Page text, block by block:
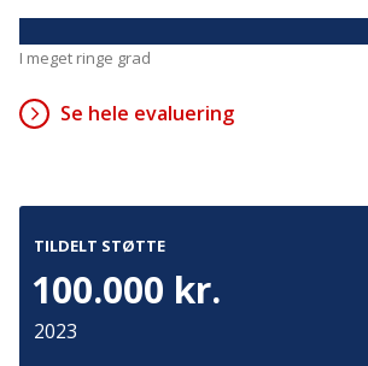
I meget ringe grad
Se hele evaluering
TILDELT STØTTE
100.000 kr.
2023
TryghedsGruppen
info@tryghedsgruppen.dk
Fakturering
Kontakt os
Presse
Cookies